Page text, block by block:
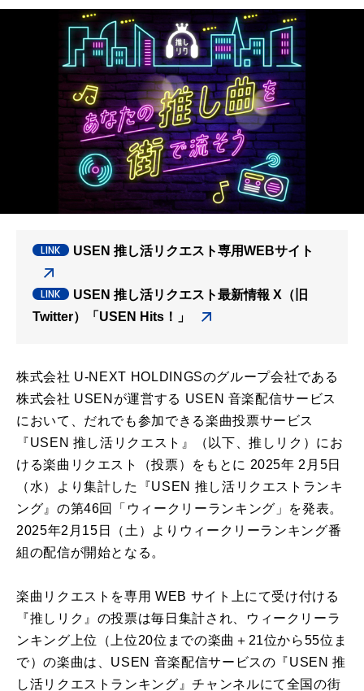
USEN 推し活リクエスト専用WEBサイト
USEN 推し活リクエスト最新情報 X（旧
Twitter）「USEN Hits！」
株式会社 U-NEXT HOLDINGSのグループ会社である
株式会社 USENが運営する USEN 音楽配信サービス
において、だれでも参加できる楽曲投票サービス
『USEN 推し活リクエスト』（以下、推しリク）にお
ける楽曲リクエスト（投票）をもとに 2025年 2月5日
（水）より集計した『USEN 推し活リクエストランキ
ング』の第46回「ウィークリーランキング」を発表。
2025年2月15日（土）よりウィークリーランキング番
組の配信が開始となる。
楽曲リクエストを専用 WEB サイト上にて受け付ける
『推しリク』の投票は毎日集計され、ウィークリーラ
ンキング上位（上位20位までの楽曲＋21位から55位ま
で）の楽曲は、USEN 音楽配信サービスの『USEN 推
し活リクエストランキング』チャンネルにて全国の街